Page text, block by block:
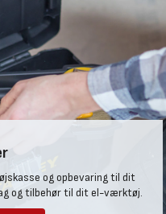
og opbevaring til dit
og tilbehør til dit el-værktøj.